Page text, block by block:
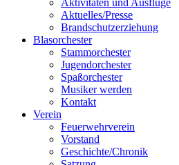
Aktivitäten und Ausflüge
Aktuelles/Presse
Brandschutzerziehung
Blasorchester
Stammorchester
Jugendorchester
Spaßorchester
Musiker werden
Kontakt
Verein
Feuerwehrverein
Vorstand
Geschichte/Chronik